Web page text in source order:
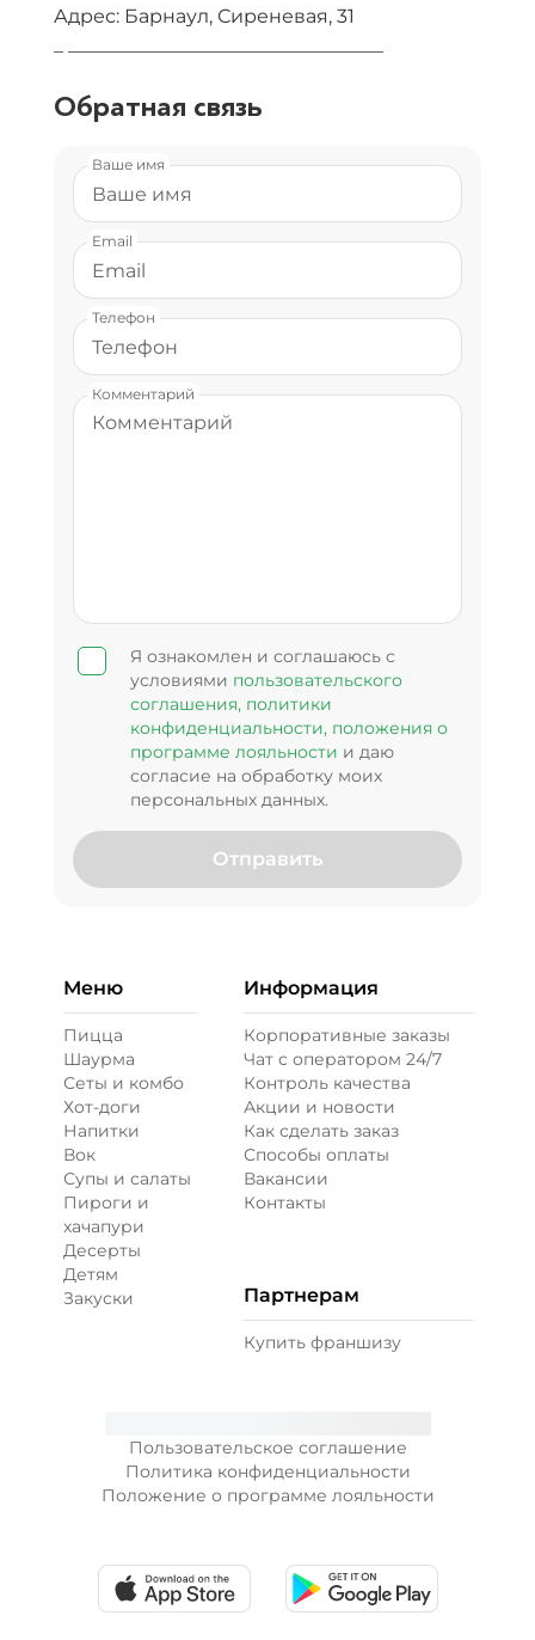
Адрес: Барнаул, Сиреневая, 31
Обратная связь
Ваше имя
Email
Телефон
Комментарий
Я ознакомлен и соглашаюсь с
условиями пользовательского
соглашения, политики
конфиденциальности, положения о
программе лояльности и даю
согласие на обработку моих
персональных данных.
Отправить
Пользовательское соглашение
Политика конфиденциальности
Положение о программе лояльности
Меню
Пицца
Шаурма
Сеты и комбо
Хот-доги
Напитки
Вок
Супы и салаты
Пироги и
хачапури
Десерты
Детям
Закуски
Информация
Корпоративные заказы
Чат с оператором 24/7
Контроль качества
Акции и новости
Как сделать заказ
Способы оплаты
Вакансии
Контакты
Партнерам
Купить франшизу